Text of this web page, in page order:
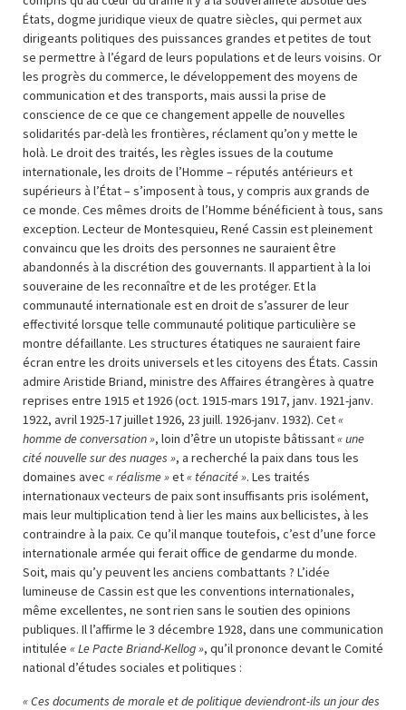
États, dogme juridique vieux de quatre siècles, qui permet aux
dirigeants politiques des puissances grandes et petites de tout
se permettre à l’égard de leurs populations et de leurs voisins. Or
les progrès du commerce, le développement des moyens de
communication et des transports, mais aussi la prise de
conscience de ce que ce changement appelle de nouvelles
solidarités par-delà les frontières, réclament qu’on y mette le
holà. Le droit des traités, les règles issues de la coutume
internationale, les droits de l’Homme – réputés antérieurs et
supérieurs à l’État – s’imposent à tous, y compris aux grands de
ce monde. Ces mêmes droits de l’Homme bénéficient à tous, sans
exception. Lecteur de Montesquieu, René Cassin est pleinement
convaincu que les droits des personnes ne sauraient être
abandonnés à la discrétion des gouvernants. Il appartient à la loi
souveraine de les reconnaître et de les protéger. Et la
communauté internationale est en droit de s’assurer de leur
effectivité lorsque telle communauté politique particulière se
montre défaillante. Les structures étatiques ne sauraient faire
écran entre les droits universels et les citoyens des États. Cassin
admire Aristide Briand, ministre des Affaires étrangères à quatre
reprises entre 1915 et 1926 (oct. 1915-mars 1917, janv. 1921-janv.
1922, avril 1925-17 juillet 1926, 23 juill. 1926-janv. 1932). Cet«
homme de conversation », loin d’être un utopiste bâtissant« une
cité nouvelle sur des nuages », a recherché la paix dans tous les
domaines avec « réalisme »et« ténacité ». Les traités
internationaux vecteurs de paix sont insuffisants pris isolément,
mais leur multiplication tend à lier les mains aux bellicistes, à les
contraindre à la paix. Ce qu’il manque toutefois, c’est d’une force
internationale armée qui ferait office de gendarme du monde.
Soit, mais qu’y peuvent les anciens combattants ? L’idée
lumineuse de Cassin est que les conventions internationales,
même excellentes, ne sont rien sans le soutien des opinions
publiques. Il l’affirme le 3 décembre 1928, dans une communication
intitulée « Le Pacte Briand-Kellog », qu’il prononce devant le Comité
national d’études sociales et politiques :
« Ces documents de morale et de politique deviendront-ils un jour des